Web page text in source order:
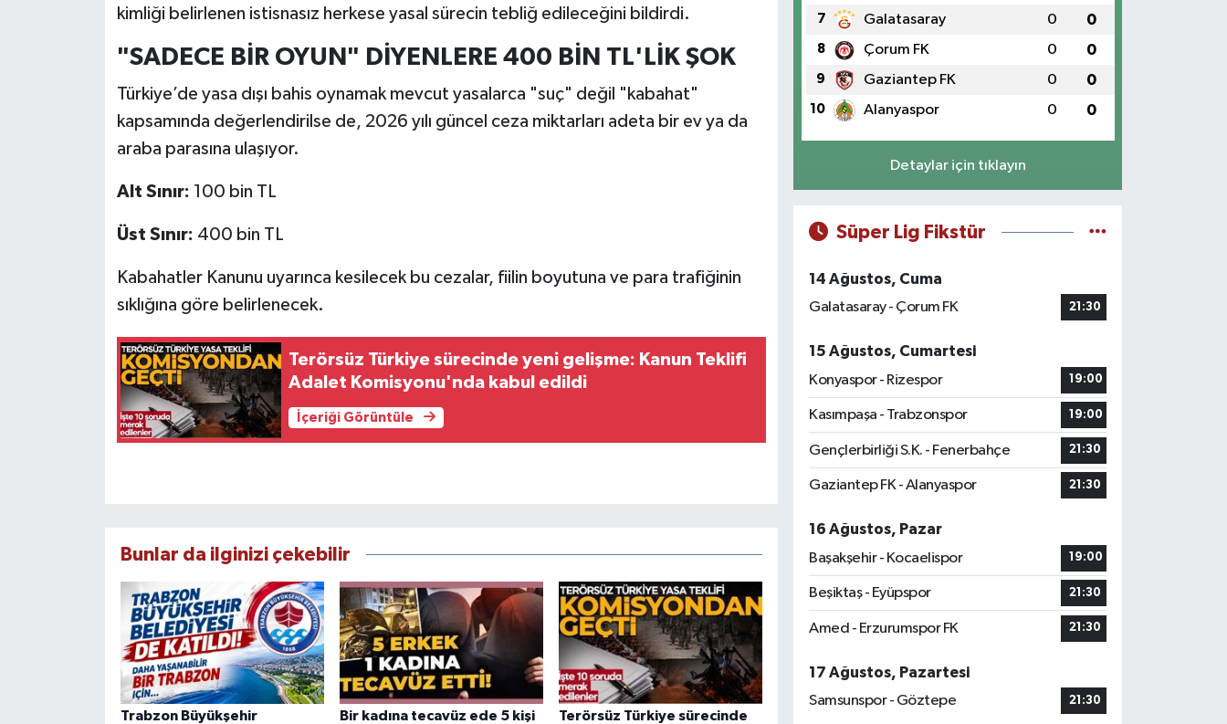
kimliği belirlenen istisnasız herkese yasal sürecin tebliğ edileceğini bildirdi.
"SADECE BİR OYUN" DİYENLERE 400 BİN TL'LİK ŞOK
Türkiye’de yasa dışı bahis oynamak mevcut yasalarca "suç" değil "kabahat"
kapsamında değerlendirilse de, 2026 yılı güncel ceza miktarları adeta bir ev ya da
araba parasına ulaşıyor.
Alt Sınır: 100 bin TL
Üst Sınır: 400 bin TL
Kabahatler Kanunu uyarınca kesilecek bu cezalar, fiilin boyutuna ve para trafiğinin
sıklığına göre belirlenecek.
Terörsüz Türkiye sürecinde yeni gelişme: Kanun Teklifi
Adalet Komisyonu'nda kabul edildi
İçeriği Görüntüle
Bunlar da ilginizi çekebilir
Trabzon Büyükşehir
Bir kadına tecavüz ede 5 kişi
Terörsüz Türkiye sürecinde
7 Galatasaray 0 0
8 Çorum FK 0 0
9 Gaziantep FK 0 0
10 Alanyaspor 0 0
Detaylar için tıklayın
Süper Lig Fikstür
14 Ağustos, Cuma
Galatasaray - Çorum FK
21:30
15 Ağustos, Cumartesi
Konyaspor - Rizespor
19:00
Kasımpaşa - Trabzonspor 19:00
Gençlerbirliği S.K. - Fenerbahçe 21:30
Gaziantep FK - Alanyaspor 21:30
16 Ağustos, Pazar
Başakşehir - Kocaelispor
19:00
Beşiktaş - Eyüpspor 21:30
Amed - Erzurumspor FK 21:30
17 Ağustos, Pazartesi
Samsunspor - Göztepe
21:30